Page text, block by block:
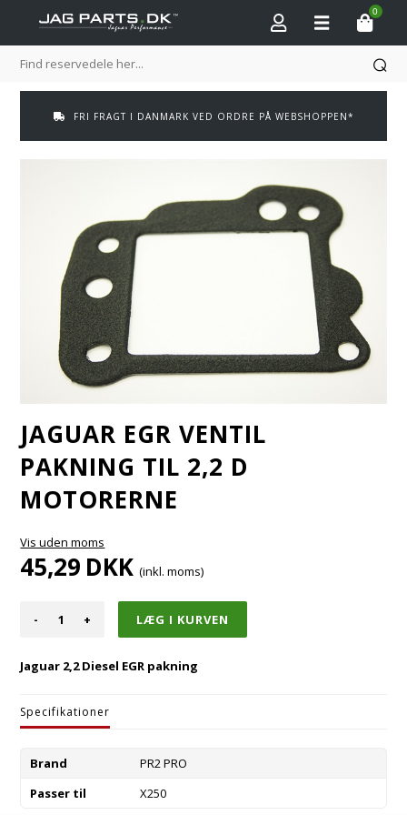
0
FRI FRAGT I DANMARK VED ORDRE PÅ WEBSHOPPEN*
JAGUAR EGR VENTIL
PAKNING TIL 2,2 D
MOTORERNE
Vis uden moms
45,29 DKK (inkl. moms)
- +
Jaguar 2,2 Diesel EGR pakning
Specifikationer
Brand
PR2 PRO
Passer til
X250